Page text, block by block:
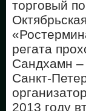
торговый
регата
Сандхамн
Санкт-
2013 году